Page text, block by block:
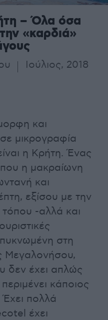
– Όλα όσα
«καρδιά»
Ιούλιος, 2018
και
μικρογραφία
η Κρήτη. Ένας
η μακραίωνη
και
εξίσου με την
-αλλά και
στη
Μεγαλονήσου,
δεν έχει απλώς
κάποιος
Έχει πολλά
έχει